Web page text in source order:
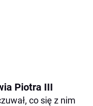
Piotra III
co się z nim